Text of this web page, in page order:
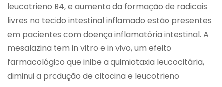
leucotrieno B4, e aumento da formação de radicais
livres no tecido intestinal inflamado estão presentes
em pacientes com doença inflamatória intestinal. A
mesalazina tem in vitro e in vivo, um efeito
farmacológico que inibe a quimiotaxia leucocitária,
diminui a produção de citocina e leucotrieno